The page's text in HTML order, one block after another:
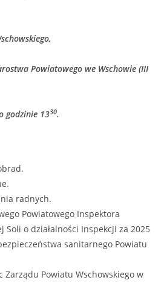
Powiatowego we Wschowie (III
godzinie 1330.
radnych.
Powiatowego Inspektora
Soli o działalności Inspekcji za 2025
sanitarnego Powiatu
Zarządu Powiatu Wschowskiego w